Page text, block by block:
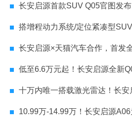
长安启源首款SUV Q05官图发
搭增程动力系统/定位紧凑型
长安启源×天猫汽车合作，首发全新Q05
低至6.6万元起！长安启源全新Q05享
十万内唯一搭载激光雷达！长安启
10.99万-14.99万！长安启源